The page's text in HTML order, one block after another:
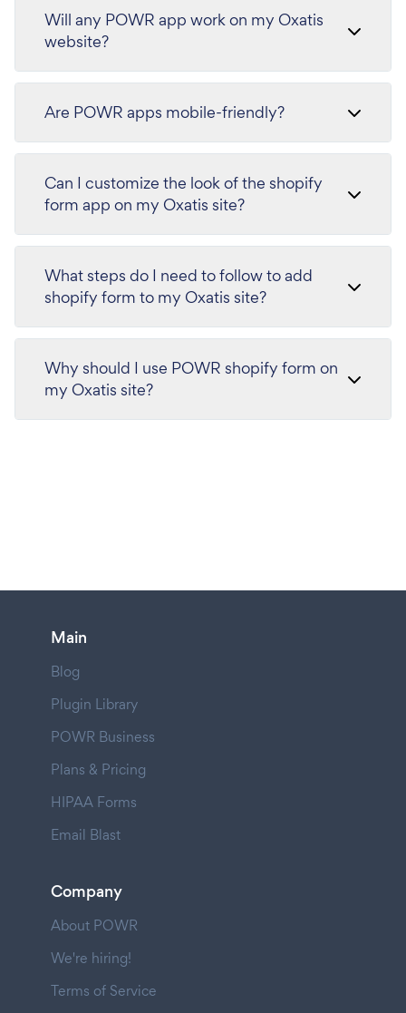
Will any POWR app work on my Oxatis
website?
Are POWR apps mobile-friendly?
Can I customize the look of the shopify
form app on my Oxatis site?
What steps do I need to follow to add
shopify form to my Oxatis site?
Why should I use POWR shopify form on
my Oxatis site?
Main
Blog
Plugin Library
POWR Business
Plans & Pricing
HIPAA Forms
Email Blast
Company
About POWR
We're hiring!
Terms of Service